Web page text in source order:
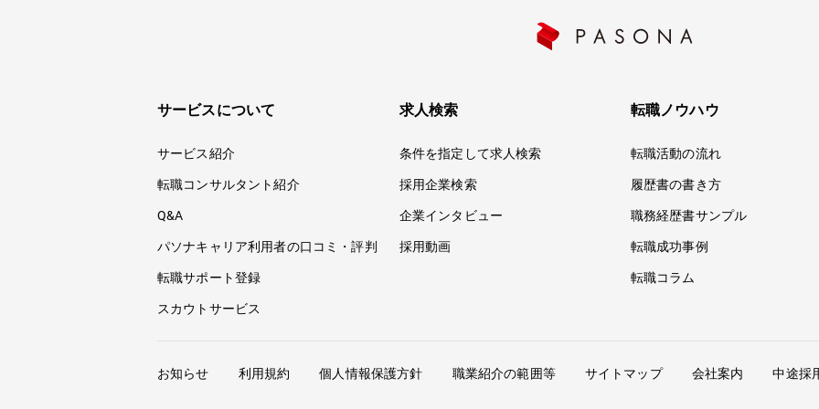
サービスについて
サービス紹介
転職コンサルタント紹介
Q&A
パソナキャリア利用者の口コミ・評判
転職サポート登録
スカウトサービス
求人検索
条件を指定して求人検索
採用企業検索
企業インタビュー
採用動画
転職ノウハウ
転職活動の流れ
履歴書の書き方
職務経歴書サンプル
転職成功事例
転職コラム
お知らせ 利用規約 個人情報保護方針 職業紹介の範囲等 サイトマップ 会社案内 中途採